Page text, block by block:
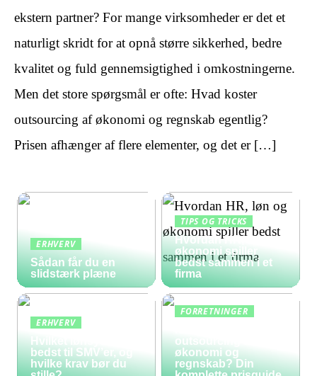
ekstern partner? For mange virksomheder er det et
naturligt skridt for at opnå større sikkerhed, bedre
kvalitet og fuld gennemsigtighed i omkostningerne.
Men det store spørgsmål er ofte: Hvad koster
outsourcing af økonomi og regnskab egentlig?
Prisen afhænger af flere elementer, og det er […]
ERHVERV
Sådan får du en
slidstærk plæne
TIPS OG TRICKS
Hvordan HR, løn og
økonomi spiller
bedst sammen i et
firma
ERHVERV
Hvilket lønsystem er
bedst til SMV’er, og
hvilke krav bør du
FORRETNINGER
outsourcing af
økonomi og
regnskab? Din